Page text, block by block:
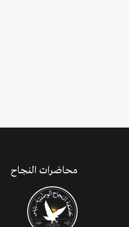
محاضرات النجاح